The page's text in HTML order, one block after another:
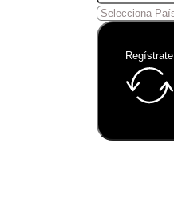
Regístrate